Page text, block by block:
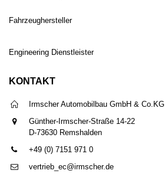
Fahrzeughersteller
Engineering Dienstleister
KONTAKT
Irmscher Automobilbau GmbH & Co.KG
Günther-Irmscher-Straße 14-22
D-73630 Remshalden
+49 (0) 7151 971 0
vertrieb_ec@irmscher.de